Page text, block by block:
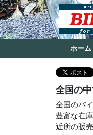
ホーム
全国の
全国のバ
豊富な在
近所の販